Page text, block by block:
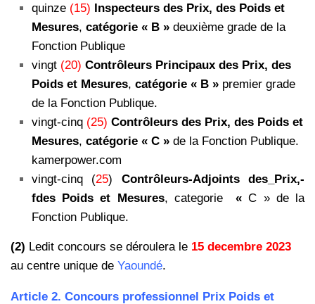
quinze (15) Inspecteurs des Prix, des Poids et
Mesures, catégorie « B » deuxième grade de la
Fonction Publique
vingt (20) Contrôleurs Principaux des Prix, des
Poids et Mesures, catégorie « B » premier grade
de la Fonction Publique.
vingt-cinq (25) Contrôleurs des Prix, des Poids et
Mesures, catégorie « C » de la Fonction Publique.
kamerpower.com
vingt-cinq (25) Contrôleurs-Adjoints des_Prix,-
fdes Poids et Mesures, categorie «C » de la
Fonction Publique.
(2) Ledit concours se déroulera le 15 decembre 2023
au centre unique de Yaoundé.
Article 2. Concours professionnel Prix Poids et